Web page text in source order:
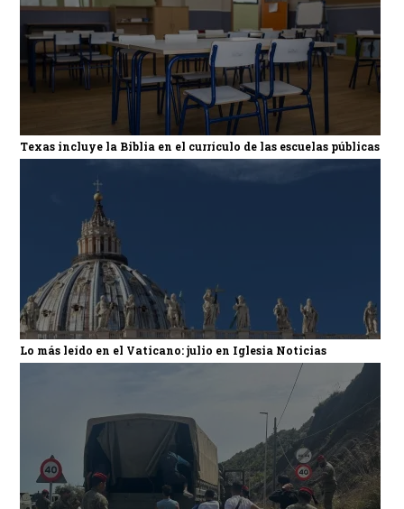
Texas incluye la Biblia en el currículo de las escuelas públicas
Lo más leído en el Vaticano: julio en Iglesia Noticias